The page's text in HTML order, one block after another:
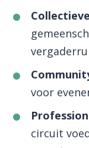
voor
circuit